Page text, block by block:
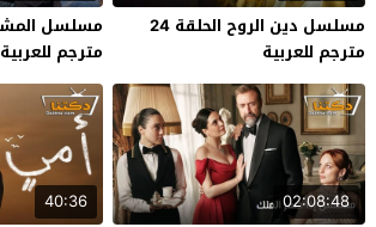
مسلسل دين الروح الحلقة 24
مترجم للعربية
مترجم للعربية
02:08:48
40:36